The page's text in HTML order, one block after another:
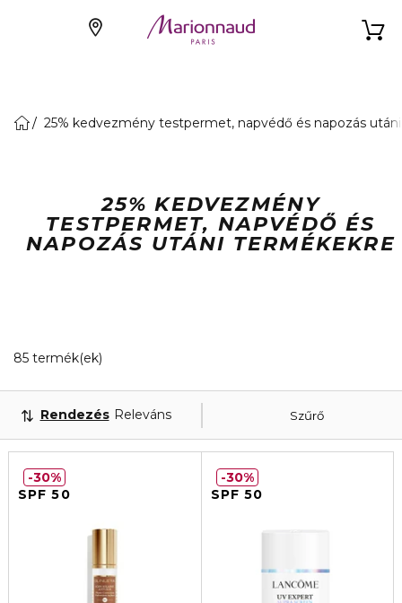
25% kedvezmény testpermet, napvédő és napozás
25% KEDVEZMÉNY
TESTPERMET, NAPVÉDŐ ÉS
NAPOZÁS UTÁNI TERMÉKEKRE
85 termék(ek)
Szűrő
Rendezés Releváns
SPF 50
30%
SPF 50
30%